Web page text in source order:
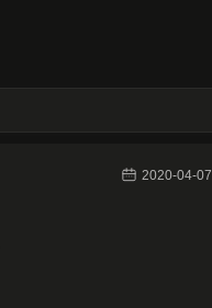
2020-04-07